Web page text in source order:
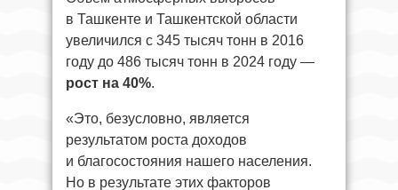
в Ташкенте и Ташкентской области
увеличился с 345 тысяч тонн в 2016
году до 486 тысяч тонн в 2024 году —
рост на 40%.
«Это, безусловно, является
результатом роста доходов
и благосостояния нашего населения.
Но в результате этих факторов